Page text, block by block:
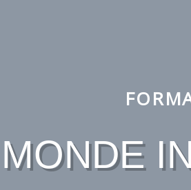
MONDE